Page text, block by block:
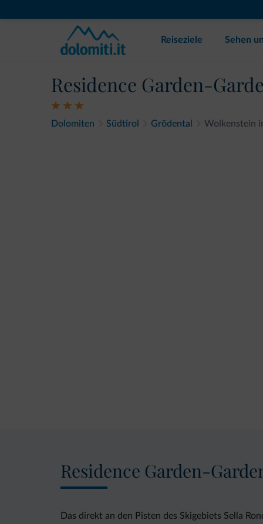
Reiseziele Sehen
Residence Garden-
Dolomiten Südtirol Grödental Wolkenstein
Residence Garden-
Das direkt an den Pisten des Skigebiets Sella